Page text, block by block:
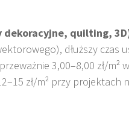
dekoracyjne, quilting,
dłuższy czas
3,00–8,00 zł/m²
zł/m² przy projektach